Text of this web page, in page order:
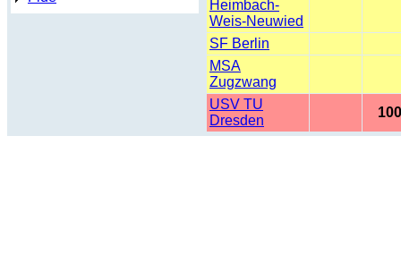
Heimbach-
Weis-Neuwied
SF Berlin
MSA
Zugzwang
USV TU
Dresden